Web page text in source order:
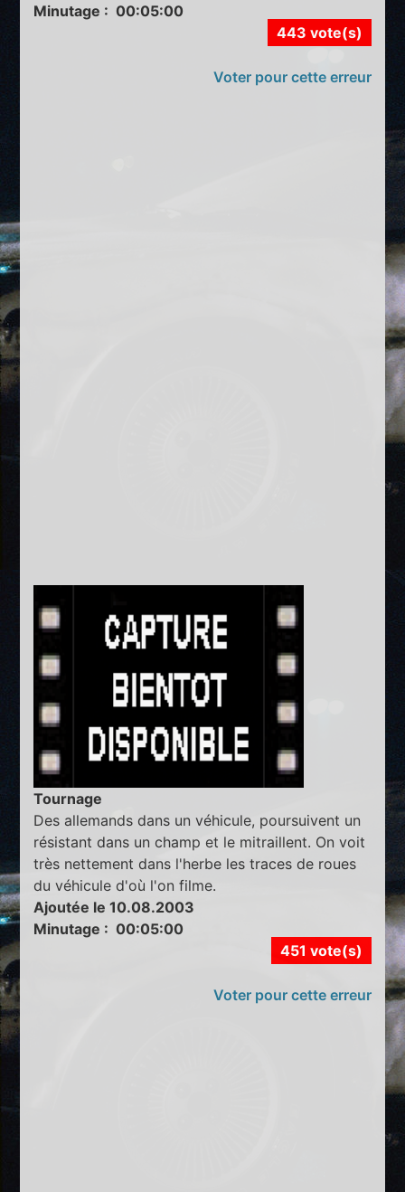
Minutage : 00:05:00
443 vote(s)
Voter pour cette erreur
Tournage
Des allemands dans un véhicule, poursuivent un
résistant dans un champ et le mitraillent. On voit
très nettement dans l'herbe les traces de roues
du véhicule d'où l'on filme.
Ajoutée le 10.08.2003
Minutage : 00:05:00
451 vote(s)
Voter pour cette erreur